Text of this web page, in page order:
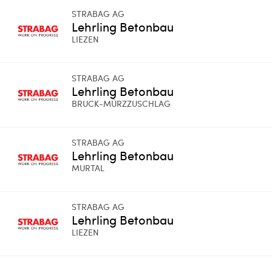
STRABAG AG
Lehrling Betonbau
LIEZEN
STRABAG AG
Lehrling Betonbau
BRUCK-MÜRZZUSCHLAG
STRABAG AG
Lehrling Betonbau
MURTAL
STRABAG AG
Lehrling Betonbau
LIEZEN